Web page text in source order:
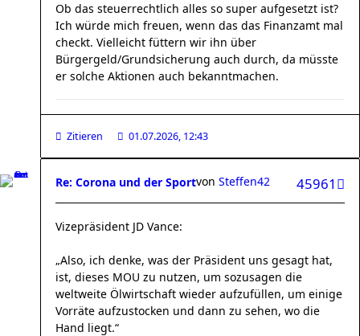
Ob das steuerrechtlich alles so super aufgesetzt ist?
Ich würde mich freuen, wenn das das Finanzamt mal
checkt. Vielleicht füttern wir ihn über
Bürgergeld/Grundsicherung auch durch, da müsste
er solche Aktionen auch bekanntmachen.
Zitieren 01.07.2026, 12:43
Re: Corona und der Sport 45961
von Steffen42
Vizepräsident JD Vance:
„Also, ich denke, was der Präsident uns gesagt hat,
ist, dieses MOU zu nutzen, um sozusagen die
weltweite Ölwirtschaft wieder aufzufüllen, um einige
Vorräte aufzustocken und dann zu sehen, wo die
Hand liegt.“